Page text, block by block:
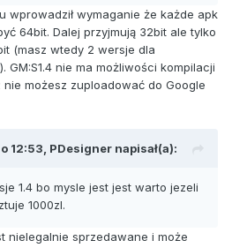
wprowadził wymaganie że każde apk
64bit. Dalej przyjmują 32bit ale tylko
(masz wtedy 2 wersje dla
GM:S1.4 nie ma możliwości kompilacji
możesz zuploadować do Google
12:53, PDesigner napisał(a):
1.4 bo mysle jest jest warto jezeli
1000zl.
nielegalnie sprzedawane i może